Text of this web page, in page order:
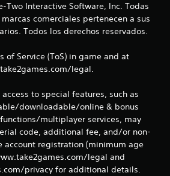
Two Interactive Software, Inc. Todas
comerciales pertenecen a sus
Todos los derechos reservados.
of Service (ToS) in game and at
legal.
to special features, such as
downloadable/online & bonus
multiplayer services, may
code, additional fee, and/or non-
account registration (minimum age
legal and
privacy for additional details.